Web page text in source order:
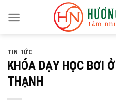
TIN TỨC
KHÓA DẠY HỌC BƠI
THẠNH